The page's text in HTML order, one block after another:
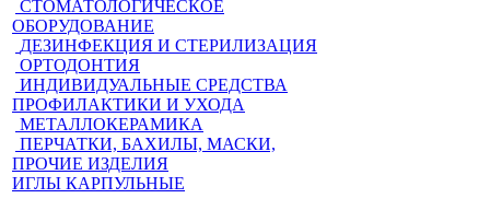
СТОМАТОЛОГИЧЕСКОЕ
ОБОРУДОВАНИЕ
ДЕЗИНФЕКЦИЯ И СТЕРИЛИЗАЦИЯ
ОРТОДОНТИЯ
ИНДИВИДУАЛЬНЫЕ СРЕДСТВА
ПРОФИЛАКТИКИ И УХОДА
МЕТАЛЛОКЕРАМИКА
ПЕРЧАТКИ, БАХИЛЫ, МАСКИ,
ПРОЧИЕ ИЗДЕЛИЯ
ИГЛЫ КАРПУЛЬНЫЕ